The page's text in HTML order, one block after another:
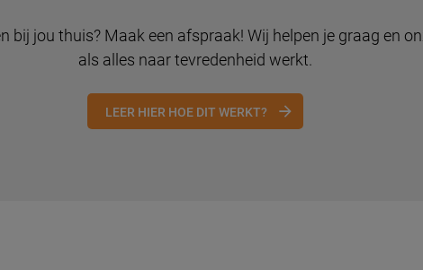
bij jou thuis? Maak een afspraak! Wij helpen je graag en
als alles naar tevredenheid werkt.
LEER HIER HOE DIT WERKT?